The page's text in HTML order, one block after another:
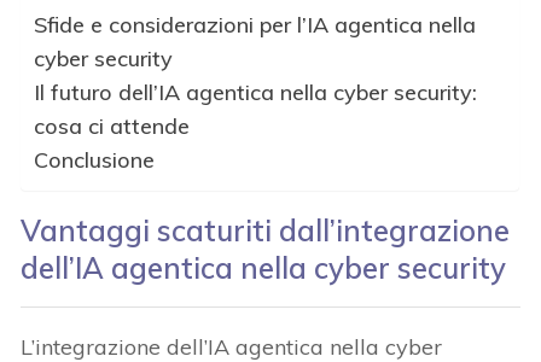
Sfide e considerazioni per l’IA agentica nella
cyber security
Il futuro dell’IA agentica nella cyber security:
cosa ci attende
Conclusione
Vantaggi scaturiti dall’integrazione
dell’IA agentica nella cyber security
L’integrazione dell’IA agentica nella cyber